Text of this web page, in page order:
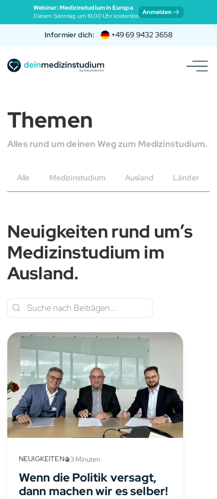
Webinar: Medizinstudium in Europa
Diesen Sonntag um 19:00 Uhr kostenlos Anmelden
Informier dich: +49 69 9432 3658
Themen
Alles rund um deinen Weg zum Medizinstudium.
Alle Medizinstudium Ausland Länder
Neuigkeiten rund um’s
Medizinstudium im
Ausland.
NEUIGKEITEN 3 Minuten
Wenn die Politik versagt,
dann machen wir es selber!